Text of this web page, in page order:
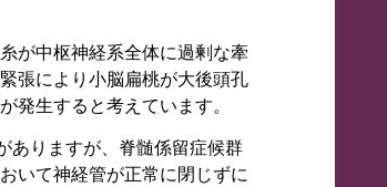
が中枢神経系全体に過剰な牽
張により小脳扁桃が大後頭孔
発生すると考えています。
ありますが、脊髄係留症候群
いて神経管が正常に閉じずに